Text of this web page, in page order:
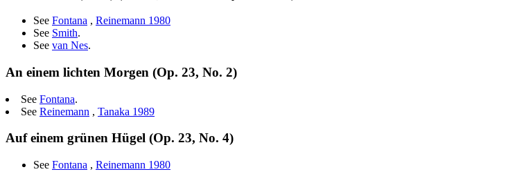
See Fontana , Reinemann 1980
See Smith.
See van Nes.
An einem lichten Morgen (Op. 23, No. 2)
See Fontana.
See Reinemann , Tanaka 1989
Auf einem grünen Hügel (Op. 23, No. 4)
See Fontana , Reinemann 1980